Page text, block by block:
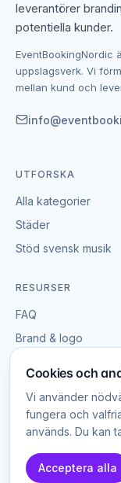
hela dagen.
Live band till
du vill skapa en
fler på
Ett band till
publiken och se
en fest som blir
Live band
Till privata
jubileer ger ett
upplevelse.
bandet kan ofta
Du kan välja
leverantörer
potentiella kunder.
EventBookingNordic
uppslagsverk. Vi
mellan kund och
UTFORSKA
Alla kategorier
Städer
Stöd svensk musik
RESURSER
FAQ
Brand & logo
© EventBookingNordic
DK · SE · NO
Cookies och
Vi använder
fungera och
används. Du kan
Acceptera alla